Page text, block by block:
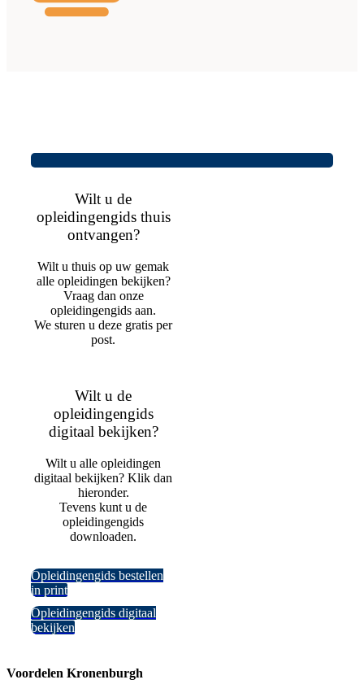
Wilt u de
opleidingengids thuis
ontvangen?
Wilt u thuis op uw gemak
alle opleidingen bekijken?
Vraag dan onze
opleidingengids aan.
We sturen u deze gratis per
post.
Wilt u de
opleidingengids
digitaal bekijken?
Wilt u alle opleidingen
digitaal bekijken? Klik dan
hieronder.
Tevens kunt u de
opleidingengids
downloaden.
Opleidingengids bestellen
in print
Opleidingengids digitaal
bekijken
Voordelen Kronenburgh